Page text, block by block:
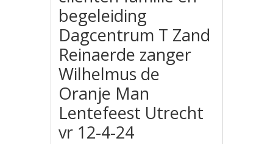
begeleiding
Dagcentrum T Zand
Reinaerde zanger
Wilhelmus de
Oranje Man
Lentefeest Utrecht
vr 12-4-24